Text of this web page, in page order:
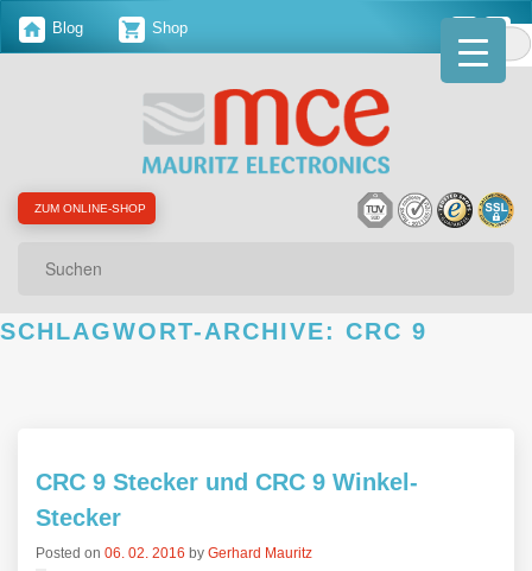
Blog Shop
ZUM ONLINE-SHOP
SCHLAGWORT-ARCHIVE: CRC 9
CRC 9 Stecker und CRC 9 Winkel-
Stecker
Posted on 06. 02. 2016 by Gerhard Mauritz